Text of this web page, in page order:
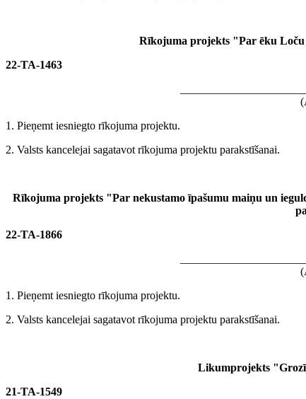
Rīkojuma projekts "Par ēku Loču
22-TA-1463
1. Pieņemt iesniegto rīkojuma projektu.
2. Valsts kancelejai sagatavot rīkojuma projektu parakstīšanai.
Rīkojuma projekts "Par nekustamo īpašumu maiņu un
22-TA-1866
1. Pieņemt iesniegto rīkojuma projektu.
2. Valsts kancelejai sagatavot rīkojuma projektu parakstīšanai.
Likumprojekts
21-TA-1549